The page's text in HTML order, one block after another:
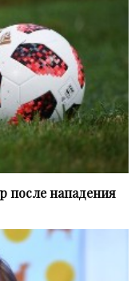
после нападения